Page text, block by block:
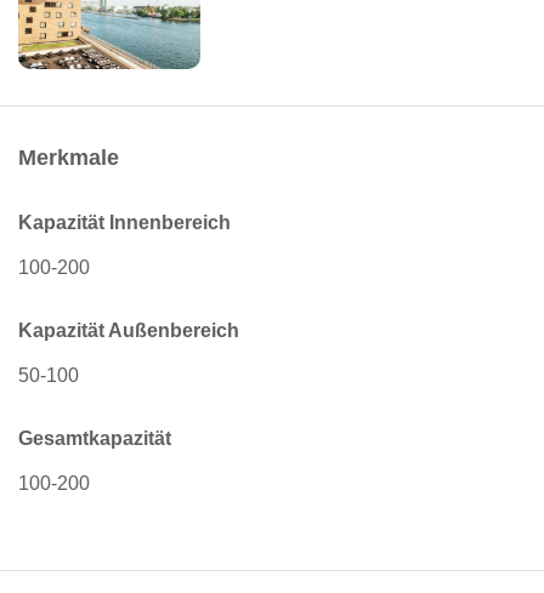
Merkmale
Kapazität Innenbereich
100-200
Kapazität Außenbereich
50-100
Gesamtkapazität
100-200